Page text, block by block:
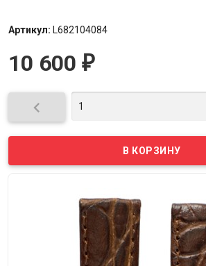
Артикул: L682104084
10 600 ₽
